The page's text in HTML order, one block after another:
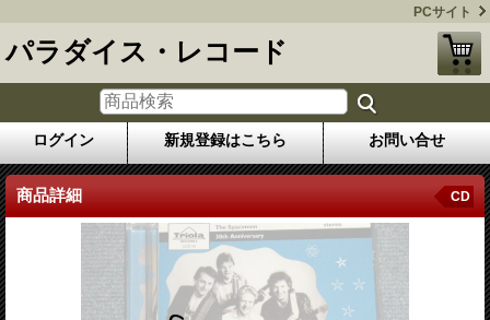
PCサイト
パラダイス・レコード
ログイン 新規登録はこちら お問い合せ
商品詳細 CD